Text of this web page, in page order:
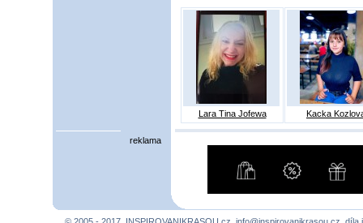
Lara Tina Jofewa Kacka
reklama